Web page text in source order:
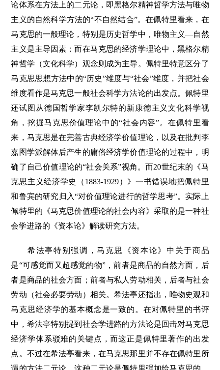
论体系在方法上的二元论，即黑格尔精神哲学方法与唯物
主义的自然科学方法的“不自然结合”。在佩特里看来，在
马克思的一般理论，特别是历史哲学中，唯物主义—自然
主义是主导因素；而在马克思的经济学理论中，黑格尔精
神哲学（文化科学）观念则成为主导。佩特里特意区分了
马克思思想方法中的“历史”维度与“社会”维度，并把社会
维度看作是马克思一般社会科学方法论的出发点。佩特里
还试图从德国哲学家李凯尔特的新康德主义文化科学视
角，挖掘马克思价值理论中的“社会内容”。在佩特里看
来，马克思是在完善古典经济学价值理论，以及在批判李
嘉图学派解体后产生的庸俗经济学价值理论的过程中，明
确了自己价值理论的“社会关系”视角。而20世纪末的《马
克思主义经济学史（1883-1929）》一书错误地把佩特里
和鲁宾的研究归入“对价值理论进行的哲学思考”。实际上
佩特里的《马克思价值理论的社会内容》采取的是一种社
会学进路的《资本论》解读研究方法。
希法亭特别强调，马克思《资本论》中关于商品
是“可感觉而又超感觉的物”，前者是商品的自然方面，后
者是商品的社会方面；前者与私人劳动相关，后者与社会
劳动（社会必要劳动）相关。希法亭还指出，唯物史观和
马克思经济学的基本概念是一致的。在对佩特里的书评
中，希法亭特别提到社会学进路的方法论是回击对马克思
经济学体系驳难的关键点，而这正是佩特里著作的出发
点。不过在希法亭看来，在马克思那里并不存在佩特里所
谓的方法二元论，这种二元论是佩特里强加给马克思的。